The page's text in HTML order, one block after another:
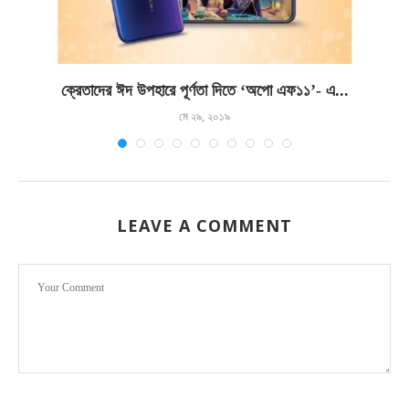
ক্রেতাদের ঈদ উপহারে পূর্ণতা দিতে ‘অপো এফ১১’- এ...
মে ২৯, ২০১৯
LEAVE A COMMENT